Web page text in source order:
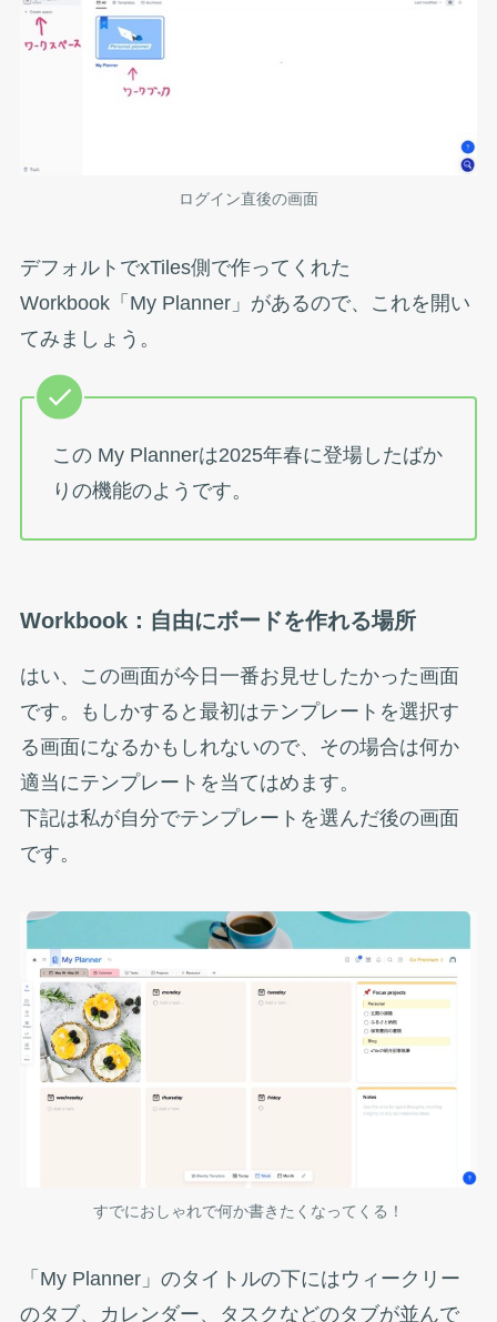
ログイン直後の画面
デフォルトでxTiles側で作ってくれた
Workbook「My Planner」があるので、これを開い
てみましょう。
この My Plannerは2025年春に登場したばか
りの機能のようです。
Workbook：自由にボードを作れる場所
はい、この画面が今日一番お見せしたかった画面
です。もしかすると最初はテンプレートを選択す
る画面になるかもしれないので、その場合は何か
適当にテンプレートを当てはめます。
下記は私が自分でテンプレートを選んだ後の画面
です。
すでにおしゃれで何か書きたくなってくる！
「My Planner」のタイトルの下にはウィークリー
のタブ、カレンダー、タスクなどのタブが並んで